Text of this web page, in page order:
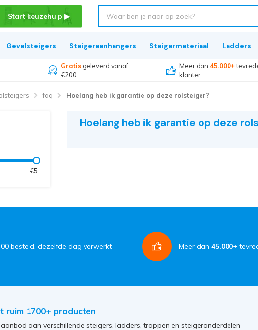
Start keuzehulp ▶
Gevelsteigers Steigeraanhangers Steigermateriaal Ladders
Gratis geleverd vanaf
€200
Meer dan 45.000+
klanten
faq Hoelang heb ik garantie op deze rolsteiger?
€5
Hoelang heb ik garantie op deze
besteld, dezelfde dag verwerkt Meer dan 45.000+
ruim 1700+ producten
aan verschillende steigers, ladders, trappen en steigeronderdelen